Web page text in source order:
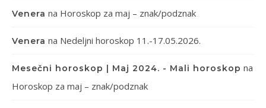
Venera na Horoskop za maj – znak/podznak
Venera na Nedeljni horoskop 11.-17.05.2026.
Mesečni horoskop | Maj 2024. - Mali horoskop na
Horoskop za maj – znak/podznak